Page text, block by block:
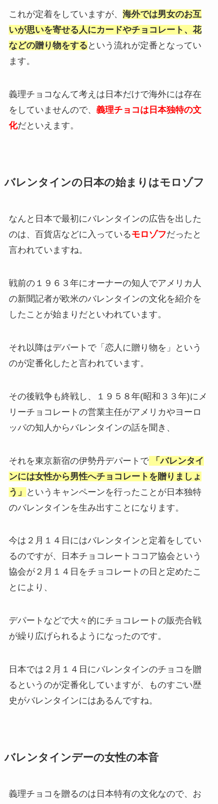
これが定着をしていますが、 海外では男女のお互
いが思いを寄せる人にカードやチョコレート、花
などの贈り物をする という流れが定番となってい
ます。
義理チョコなんて考えは日本だけで海外には存在
をしていませんので、 義理チョコは日本独特の文
化だといえます。
バレンタインの日本の始まりはモロゾフ
なんと日本で最初にバレンタインの広告を出した
のは、百貨店などに入っているモロゾフだったと
言われていますね。
戦前の１９６３年にオーナーの知人でアメリカ人
の新聞記者が欧米のバレンタインの文化を紹介を
したことが始まりだといわれています。
それ以降はデパートで「恋人に贈り物を」という
のが定番化したと言われています。
その後戦争も終戦し、１９５８年(昭和３３年)にメ
リーチョコレートの営業主任がアメリカやヨーロ
ッパの知人からバレンタインの話を聞き、
それを東京新宿の伊勢丹デパートで「バレンタイ
ンには女性から男性へチョコレートを贈りましょ
う」
というキャンペーンを行ったことが日本独特
のバレンタインを生み出すことになります。
今は２月１４日にはバレンタインと定着をしてい
るのですが、日本チョコレートココア協会という
協会が２月１４日をチョコレートの日と定めたこ
とにより、
デパートなどで大々的にチョコレートの販売合戦
が繰り広げられるようになったのです。
日本では２月１４日にバレンタインのチョコを贈
るというのが定番化していますが、ものすごい歴
史がバレンタインにはあるんですね。
バレンタインデーの女性の本音
義理チョコを贈るのは日本特有の文化なので、お